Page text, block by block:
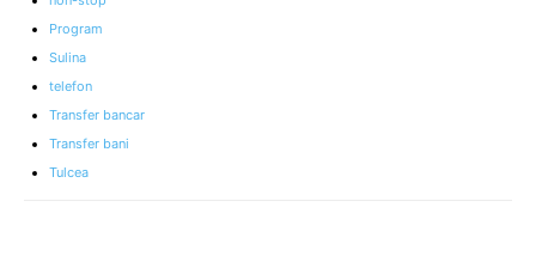
Program
Sulina
telefon
Transfer bancar
Transfer bani
Tulcea